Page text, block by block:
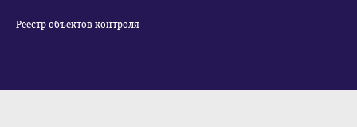
Реестр объектов контроля